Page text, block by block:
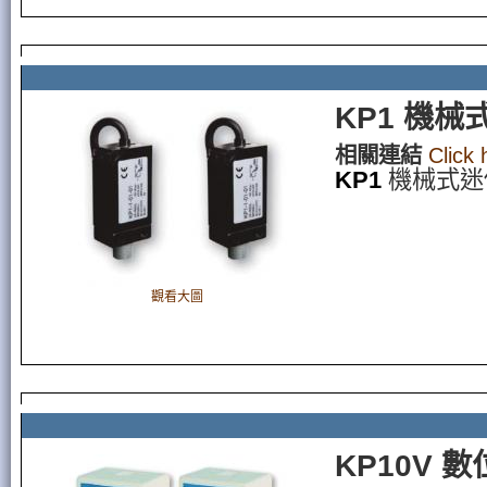
觀看大圖
KP1 機械
相關連結 Click
KP1 機械式
KP10V 數